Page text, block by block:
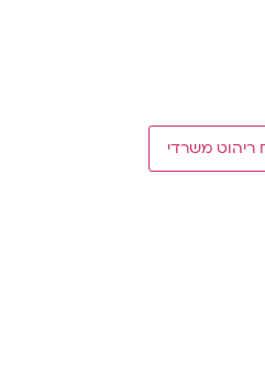
ריהוט משרדי